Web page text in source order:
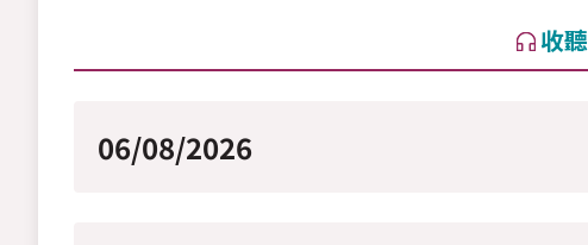
收聽
06/08/2026